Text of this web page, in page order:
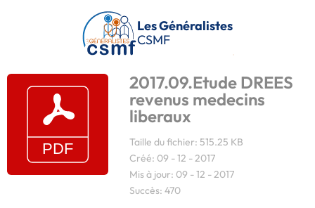
Passer au contenu principal
Les Généralistes
CSMF
2017.09.Etude DREES
revenus medecins
liberaux
Taille du fichier: 515.25 KB
Créé: 09 - 12 - 2017
Mis à jour: 09 - 12 - 2017
Succès: 470